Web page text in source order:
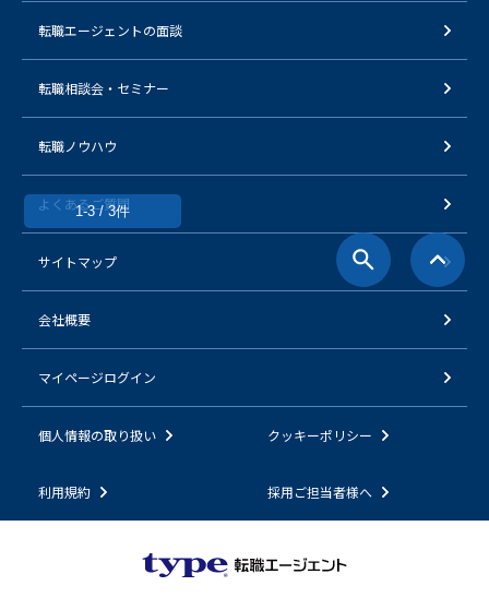
1-3 / 3件
転職エージェントの面談
転職相談会・セミナー
転職ノウハウ
よくあるご質問
サイトマップ
会社概要
マイページログイン
個人情報の取り扱い クッキーポリシー
利用規約 採用ご担当者様へ